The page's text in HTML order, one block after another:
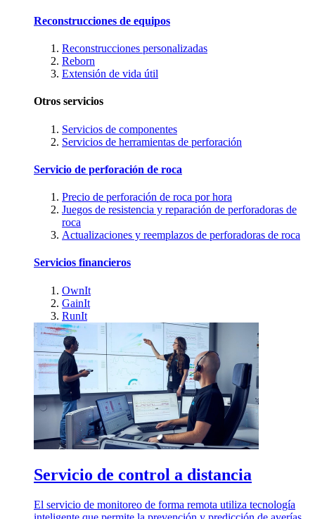
Reconstrucciones de equipos
Reconstrucciones personalizadas
Reborn
Extensión de vida útil
Otros servicios
Servicios de componentes
Servicios de herramientas de perforación
Servicio de perforación de roca
Precio de perforación de roca por hora
Juegos de resistencia y reparación de perforadoras de
roca
Actualizaciones y reemplazos de perforadoras de roca
Servicios financieros
OwnIt
GainIt
RunIt
Servicio de control a distancia
El servicio de monitoreo de forma remota utiliza tecnología